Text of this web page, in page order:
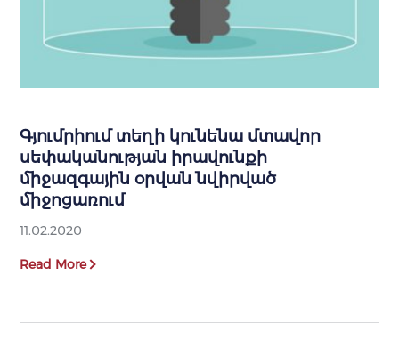
Գյումրիում տեղի կունենա մտավոր
սեփականության իրավունքի
միջազգային օրվան նվիրված
միջոցառում
11.02.2020
Read More